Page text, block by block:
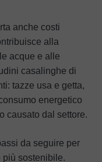
anche costi
alla
acque e alle
casalinghe di
tazze usa e getta,
energetico
causato dal settore.
da seguire per
più sostenibile.